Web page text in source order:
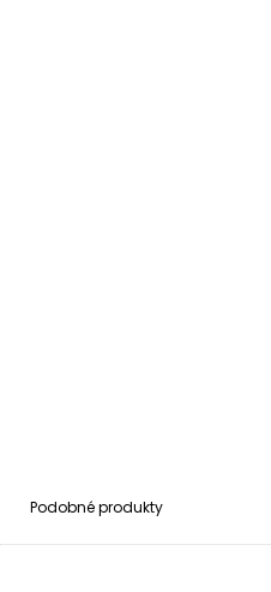
Podobné produkty